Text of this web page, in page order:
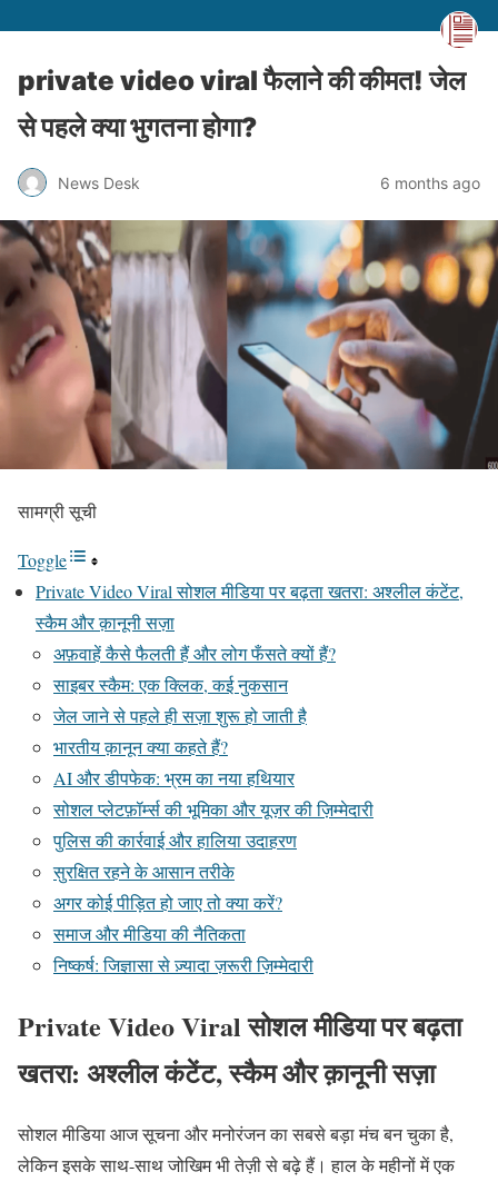
private video viral फैलाने की कीमत! जेल
से पहले क्या भुगतना होगा?
News Desk 6 months ago
सामग्री सूची
Toggle
Private Video Viral सोशल मीडिया पर बढ़ता खतरा: अश्लील कंटेंट,
स्कैम और क़ानूनी सज़ा
अफ़वाहें कैसे फैलती हैं और लोग फँसते क्यों हैं?
साइबर स्कैम: एक क्लिक, कई नुकसान
जेल जाने से पहले ही सज़ा शुरू हो जाती है
भारतीय क़ानून क्या कहते हैं?
AI और डीपफेक: भ्रम का नया हथियार
सोशल प्लेटफ़ॉर्म्स की भूमिका और यूज़र की ज़िम्मेदारी
पुलिस की कार्रवाई और हालिया उदाहरण
सुरक्षित रहने के आसान तरीके
अगर कोई पीड़ित हो जाए तो क्या करें?
समाज और मीडिया की नैतिकता
निष्कर्ष: जिज्ञासा से ज़्यादा ज़रूरी ज़िम्मेदारी
Private Video Viralसोशल मीडिया पर बढ़ता
खतरा: अश्लील कंटेंट, स्कैम और क़ानूनी सज़ा
सोशल मीडिया आज सूचना और मनोरंजन का सबसे बड़ा मंच बन चुका है,
लेकिन इसके साथ-साथ जोखिम भी तेज़ी से बढ़े हैं। हाल के महीनों में एक